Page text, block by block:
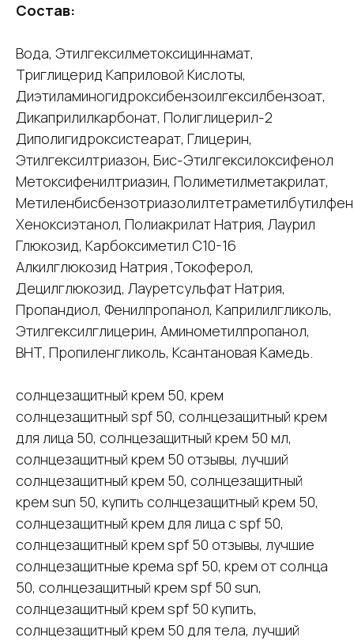
Состав:
Вода, Этилгексилметоксициннамат,
Триглицерид Каприловой Кислоты,
Диэтиламиногидроксибензоилгексилбензоат,
Дикаприлилкарбонат, Полиглицерил-2
Диполигидроксистеарат, Глицерин,
Этилгексилтриазон, Бис-Этилгексилоксифенол
Метоксифенилтриазин, Полиметилметакрилат,
Хеноксиэтанол, Полиакрилат Натрия, Лаурил
Глюкозид, Карбоксиметил C10-16
Алкилглюкозид Натрия ,Токоферол,
Децилглюкозид, Лауретсульфат Натрия,
Пропандиол, Фенилпропанол, Каприлилгликоль,
Этилгексилглицерин, Аминометилпропанол,
ВНТ, Пропиленгликоль, Ксантановая Камедь.
солнцезащитный крем 50, крем
солнцезащитный spf 50, солнцезащитный крем
для лица 50, солнцезащитный крем 50 мл,
солнцезащитный крем 50 отзывы, лучший
солнцезащитный крем 50, солнцезащитный
крем sun 50, купить солнцезащитный крем 50,
солнцезащитный крем для лица с spf 50,
солнцезащитный крем spf 50 отзывы, лучшие
солнцезащитные крема spf 50, крем от солнца
50, солнцезащитный крем spf 50 sun,
солнцезащитный крем spf 50 купить,
солнцезащитный крем 50 для тела, лучший